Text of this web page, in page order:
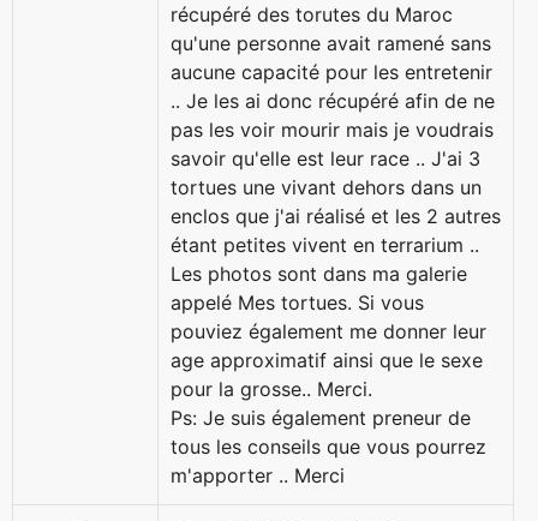
récupéré des torutes du Maroc
qu'une personne avait ramené sans
aucune capacité pour les entretenir
.. Je les ai donc récupéré afin de ne
pas les voir mourir mais je voudrais
savoir qu'elle est leur race .. J'ai 3
tortues une vivant dehors dans un
enclos que j'ai réalisé et les 2 autres
étant petites vivent en terrarium ..
Les photos sont dans ma galerie
appelé Mes tortues. Si vous
pouviez également me donner leur
age approximatif ainsi que le sexe
pour la grosse.. Merci.
Ps: Je suis également preneur de
tous les conseils que vous pourrez
m'apporter .. Merci